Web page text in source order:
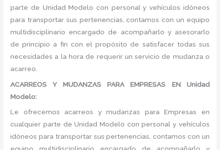
parte de Unidad Modelo con personal y vehículos idóneos
para transportar sus pertenencias, contamos con un equipo
multidisciplinario encargado de acompañarlo y asesorarlo
de principio a fin con el propósito de satisfacer todas sus
necesidades a la hora de requerir un servicio de mudanza o
acarreo.
ACARREOS Y MUDANZAS PARA EMPRESAS EN Unidad
Modelo:
Le ofrecemos acarreos y mudanzas para Empresas en
cualquier parte de Unidad Modelo con personal y vehículos
idóneos para transportar sus pertenencias, contamos con un